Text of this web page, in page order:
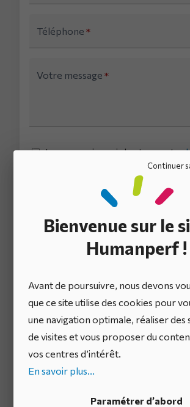
Continuer
Bienvenue sur le
Humanperf !
Avant de poursuivre, nous devons
que ce site utilise des cookies pour
une navigation optimale, réaliser des
de visites et vous proposer du
vos centres d’intérêt.
En savoir plus...
Paramétrer d’abord
Téléphone *
Votre message *
Je reconnais avoir lu et accepter
sur le traitement
Plus d’un
million
d’utilisateurs
le monde